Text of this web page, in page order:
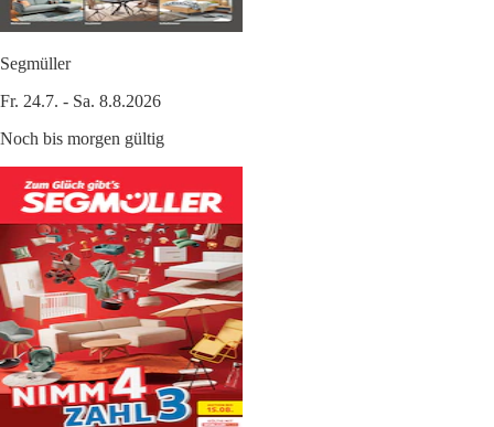
Segmüller
Fr. 24.7. - Sa. 8.8.2026
Noch bis morgen gültig